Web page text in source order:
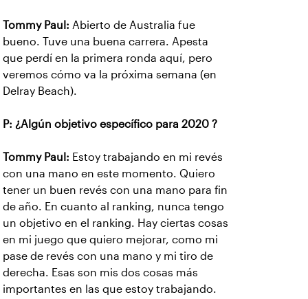
Tommy Paul: Abierto de Australia fue
bueno. Tuve una buena carrera. Apesta
que perdí en la primera ronda aquí, pero
veremos cómo va la próxima semana (en
Delray Beach).
P: ¿Algún objetivo específico para 2020 ?
Tommy Paul: Estoy trabajando en mi revés
con una mano en este momento. Quiero
tener un buen revés con una mano para fin
de año. En cuanto al ranking, nunca tengo
un objetivo en el ranking. Hay ciertas cosas
en mi juego que quiero mejorar, como mi
pase de revés con una mano y mi tiro de
derecha. Esas son mis dos cosas más
importantes en las que estoy trabajando.